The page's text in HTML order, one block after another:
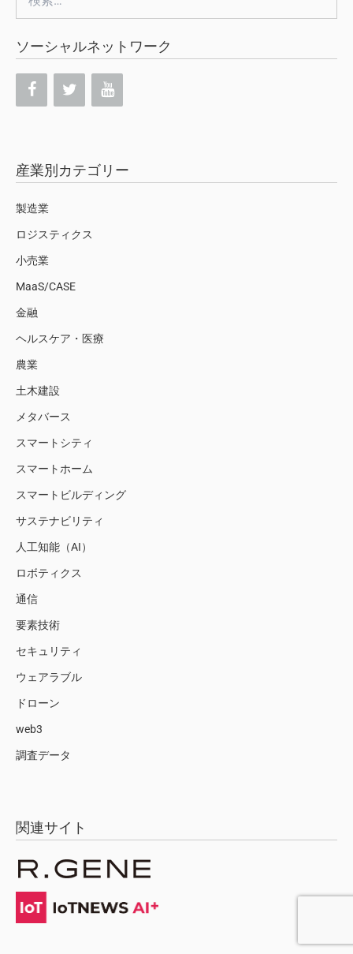
索:
ソーシャルネットワーク
産業別カテゴリー
製造業
ロジスティクス
小売業
MaaS/CASE
金融
ヘルスケア・医療
農業
土木建設
メタバース
スマートシティ
スマートホーム
スマートビルディング
サステナビリティ
人工知能（AI）
ロボティクス
通信
要素技術
セキュリティ
ウェアラブル
ドローン
web3
調査データ
関連サイト